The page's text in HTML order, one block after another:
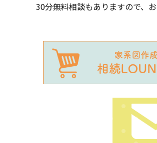
30分無料相談もありますので、